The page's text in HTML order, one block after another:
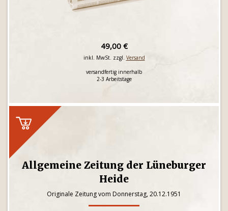
49,00 €
inkl. MwSt. zzgl. Versand
versandfertig innerhalb
2-3 Arbeitstage
Allgemeine Zeitung der Lüneburger
Heide
Originale Zeitung vom Donnerstag, 20.12.1951